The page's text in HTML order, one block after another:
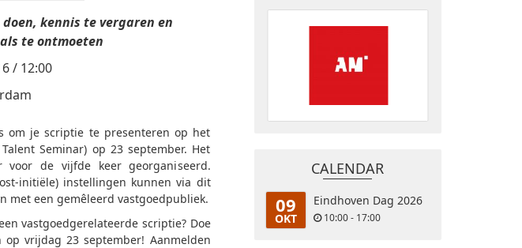
kennis te vergaren en
te ontmoeten
/ 12:00
om je scriptie te presenteren op het
Seminar) op 23 september. Het
voor de vijfde keer georganiseerd.
initiële) instellingen kunnen via dit
met een gemêleerd vastgoedpubliek.
vastgoedgerelateerde scriptie? Doe
vrijdag 23 september! Aanmelden
CALENDAR
09
OKT
Eindhoven Dag 2026
10:00 - 17:00